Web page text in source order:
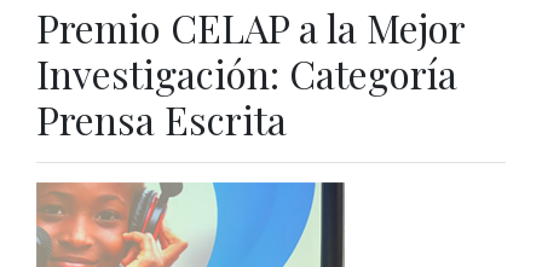
Premio CELAP a la Mejor
Investigación: Categoría
Prensa Escrita